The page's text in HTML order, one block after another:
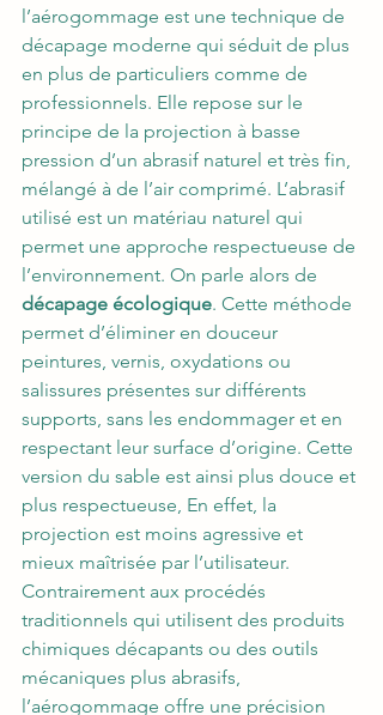
l’aérogommage est une technique de
décapage moderne qui séduit de plus
en plus de particuliers comme de
professionnels. Elle repose sur le
principe de la projection à basse
pression d’un abrasif naturel et très fin,
mélangé à de l’air comprimé. L’abrasif
utilisé est un matériau naturel qui
permet une approche respectueuse de
l’environnement. On parle alors de
décapage écologique. Cette méthode
permet d’éliminer en douceur
peintures, vernis, oxydations ou
salissures présentes sur différents
supports, sans les endommager et en
respectant leur surface d’origine. Cette
version du sable est ainsi plus douce et
plus respectueuse, En effet, la
projection est moins agressive et
mieux maîtrisée par l’utilisateur.
Contrairement aux procédés
traditionnels qui utilisent des produits
chimiques décapants ou des outils
mécaniques plus abrasifs,
l’aérogommage offre une précision